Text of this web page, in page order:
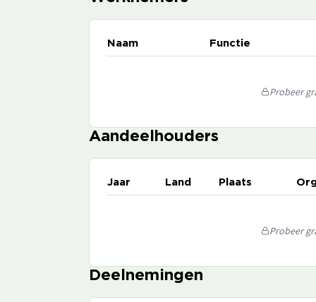
Naam Functie
Probeer
Aandeelhouders
Jaar Land Plaats
Probeer
Deelnemingen